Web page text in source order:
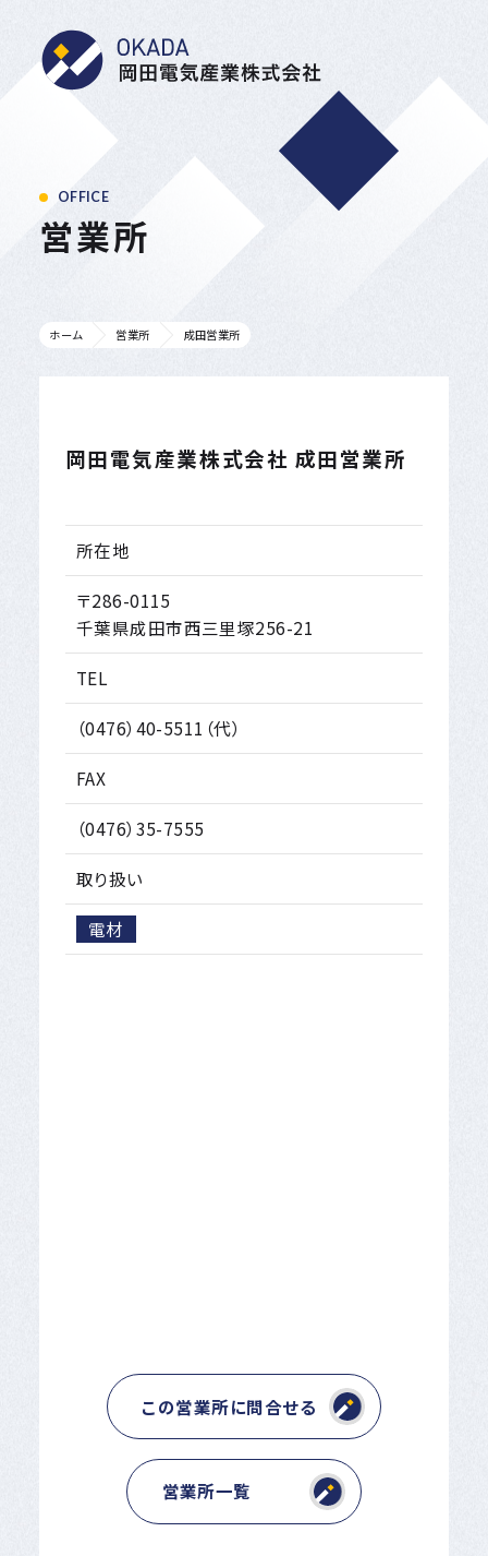
OFFICE
営業所
ホーム 営業所 成田営業所
岡田電気産業株式会社 成田営業所
所在地
〒286-0115
千葉県成田市西三里塚256-21
TEL
（0476）40-5511（代）
FAX
（0476）35-7555
取り扱い
電材
この営業所に問合せる
営業所一覧